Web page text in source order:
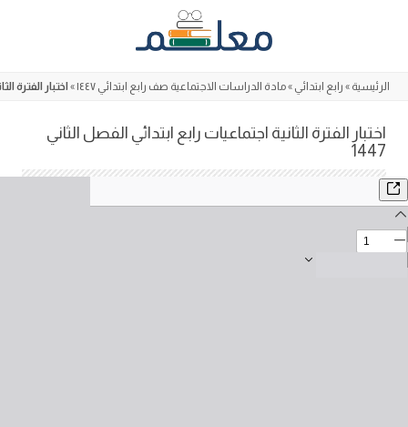
الرئيسية » رابع ابتدائي »مادة الدراسات الاجتماعية صف رابع ابتدائي ١٤٤٧ » اختبار الفترة
اختبار الفترة الثانية اجتماعيات رابع ابتدائي الفصل الثاني
1447